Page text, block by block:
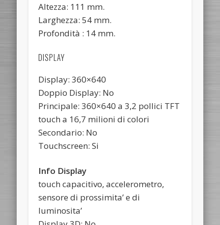
Altezza: 111 mm.
Larghezza: 54 mm.
Profondità : 14 mm.
DISPLAY
Display: 360×640
Doppio Display: No
Principale: 360×640 a 3,2 pollici TFT
touch a 16,7 milioni di colori
Secondario: No
Touchscreen: Si
Info Display
touch capacitivo, accelerometro,
sensore di prossimita’ e di
luminosita’